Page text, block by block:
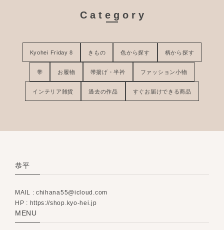
Category
Kyohei Friday 8 きもの 色から探す 柄から探す
帯 お履物 帯揚げ・半衿 ファッション小物
インテリア雑貨 過去の作品 すぐお届けできる商品
恭平
MAIL : chihana55@icloud.com
HP : https://shop.kyo-hei.jp
MENU